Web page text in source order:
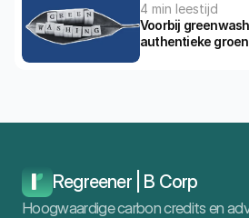
4 min leestijd
Voorbij
authentieke
Regreener | B Corp
Hoogwaardige carbon credits en